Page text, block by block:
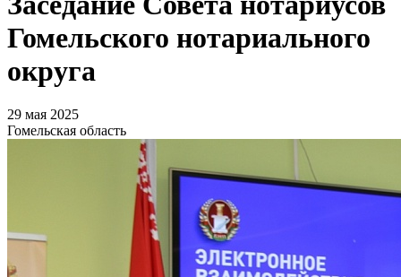
Гомельского нотариального
округа
29 мая 2025
Гомельская область